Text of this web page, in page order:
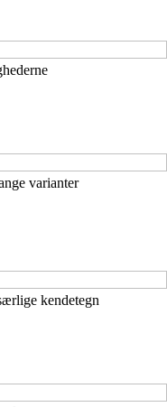
varianter
kendetegn